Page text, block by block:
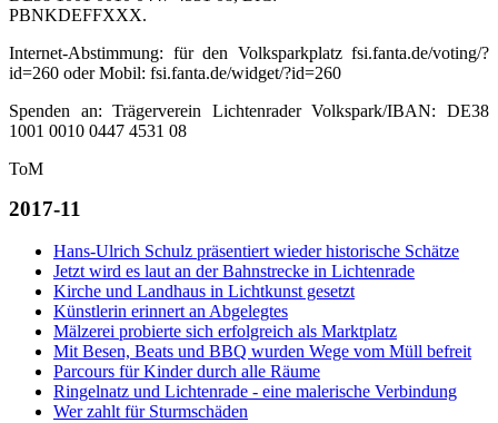
PBNKDEFFXXX.
Internet-Abstimmung: für den Volksparkplatz fsi.fanta.de/voting/?
id=260 oder Mobil: fsi.fanta.de/widget/?id=260
Spenden an: Trägerverein Lichtenrader Volkspark/IBAN: DE38
1001 0010 0447 4531 08
ToM
2017-11
Hans-Ulrich Schulz präsentiert wieder historische Schätze
Jetzt wird es laut an der Bahnstrecke in Lichtenrade
Kirche und Landhaus in Lichtkunst gesetzt
Künstlerin erinnert an Abgelegtes
Mälzerei probierte sich erfolgreich als Marktplatz
Mit Besen, Beats und BBQ wurden Wege vom Müll befreit
Parcours für Kinder durch alle Räume
Ringelnatz und Lichtenrade - eine malerische Verbindung
Wer zahlt für Sturmschäden